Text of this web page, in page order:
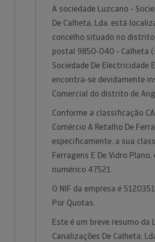
A sociedade Luzcano -
De Calheta, Lda. está
concelho situado no
postal 9850-040 - Calheta
Sociedade De Electricidade
encontra-se devidamente
Comercial do distrito de
Conforme a classificação
Comércio A Retalho De
especificamente, a sua
Ferragens E De Vidro
numérico 47521.
O NIF da empresa é
Por Quotas.
Este é um breve resumo da
Canalizações De Calheta,